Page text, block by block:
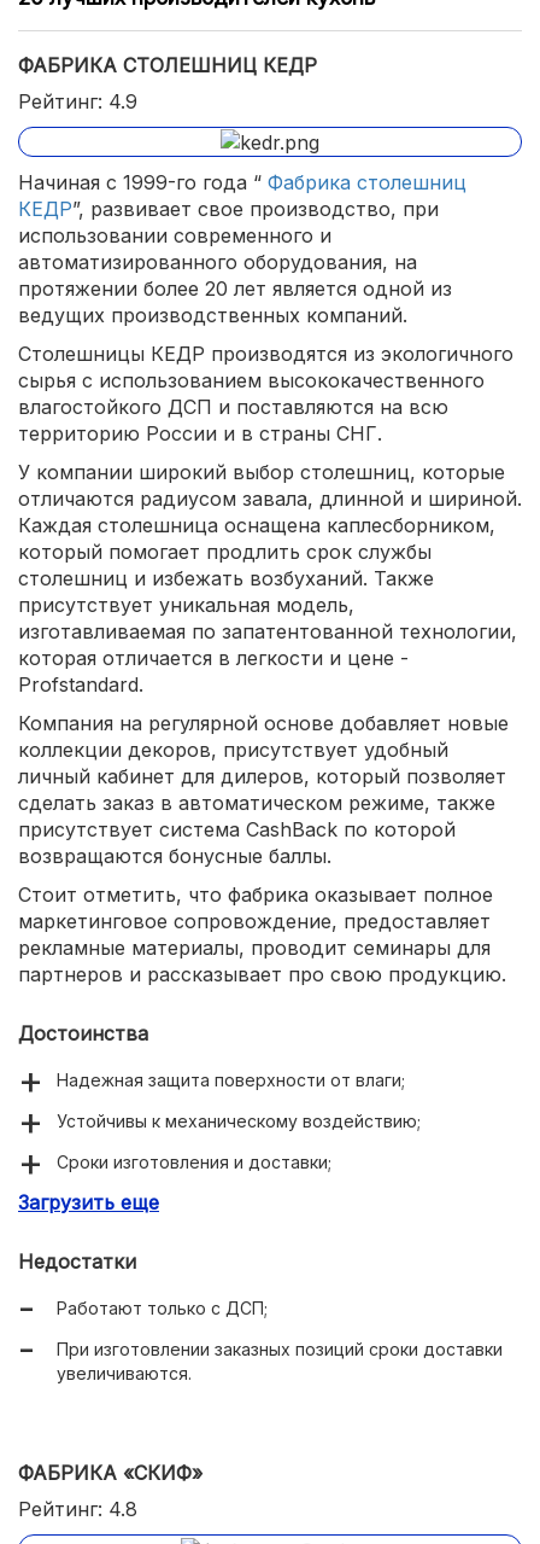
ФАБРИКА СТОЛЕШНИЦ КЕДР
Рейтинг: 4.9
Начиная с 1999-го года “ Фабрика столешниц
КЕДР”, развивает свое производство, при
использовании современного и
автоматизированного оборудования, на
протяжении более 20 лет является одной из
ведущих производственных компаний.
Столешницы КЕДР производятся из экологичного
сырья с использованием высококачественного
влагостойкого ДСП и поставляются на всю
территорию России и в страны СНГ.
У компании широкий выбор столешниц, которые
отличаются радиусом завала, длинной и шириной.
Каждая столешница оснащена каплесборником,
который помогает продлить срок службы
столешниц и избежать возбуханий. Также
присутствует уникальная модель,
изготавливаемая по запатентованной технологии,
которая отличается в легкости и цене -
Profstandard.
Компания на регулярной основе добавляет новые
коллекции декоров, присутствует удобный
личный кабинет для дилеров, который позволяет
сделать заказ в автоматическом режиме, также
присутствует система CashBack по которой
возвращаются бонусные баллы.
Стоит отметить, что фабрика оказывает полное
маркетинговое сопровождение, предоставляет
рекламные материалы, проводит семинары для
партнеров и рассказывает про свою продукцию.
Достоинства
Надежная защита поверхности от влаги;
Устойчивы к механическому воздействию;
Сроки изготовления и доставки;
Более 230 декоров;
Загрузить еще
Недостатки
Работают только с ДСП;
При изготовлении заказных позиций сроки доставки
увеличиваются.
ФАБРИКА «СКИФ»
Рейтинг: 4.8